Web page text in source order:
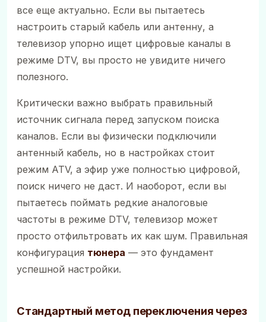
все еще актуально. Если вы пытаетесь
настроить старый кабель или антенну, а
телевизор упорно ищет цифровые каналы в
режиме DTV, вы просто не увидите ничего
полезного.
Критически важно выбрать правильный
источник сигнала перед запуском поиска
каналов. Если вы физически подключили
антенный кабель, но в настройках стоит
режим ATV, а эфир уже полностью цифровой,
поиск ничего не даст. И наоборот, если вы
пытаетесь поймать редкие аналоговые
частоты в режиме DTV, телевизор может
просто отфильтровать их как шум. Правильная
конфигурация тюнера — это фундамент
успешной настройки.
Стандартный метод переключения через